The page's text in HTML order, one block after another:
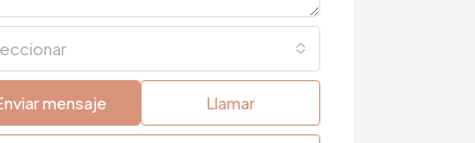
mensaje Llamar